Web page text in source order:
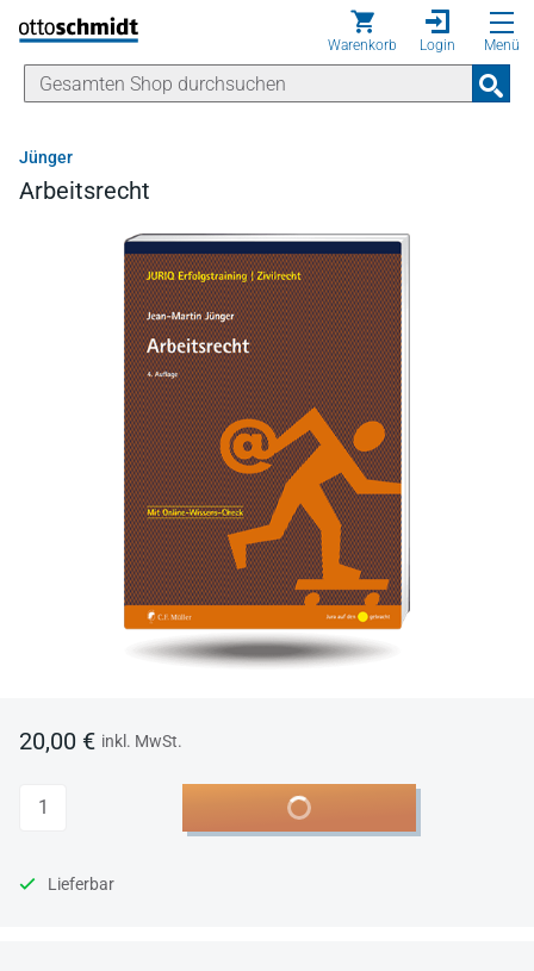
Direkt zum Inhalt
Warenkorb Login Menü
Jünger
Arbeitsrecht
20,00 € inkl. MwSt.
Anzahl In den Warenkorb
Lieferbar